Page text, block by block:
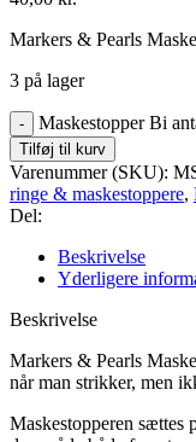
Markers & Pearls
3 på lager
Maskestopper Bi
Tilføj til kurv
Varenummer (SKU):
ringe & maskestoppere,
Del:
Beskrivelse
Yderligere
Beskrivelse
Markers & Pearls
når man strikker, men
Maskestopperen sættes